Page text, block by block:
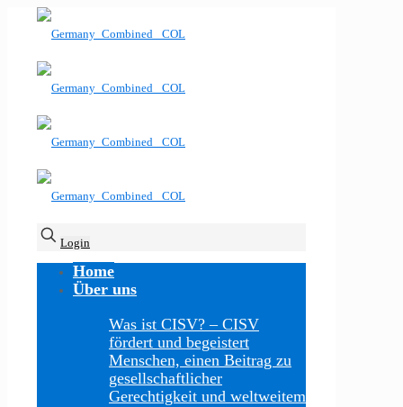
Login
Home
Über uns
Was ist CISV? – CISV
fördert und begeistert
Menschen, einen Beitrag zu
gesellschaftlicher
Gerechtigkeit und weltweitem